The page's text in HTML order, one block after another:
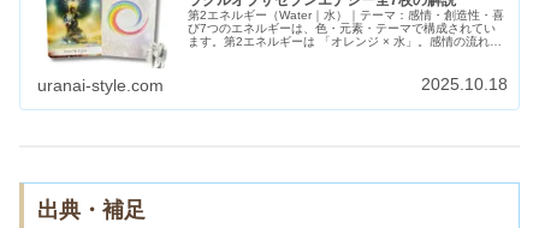
第2エネルギー（Water｜水）｜テーマ：感情・創造性・喜
び7つのエネルギーは、色・元素・テーマで構成されてい
ます。第2エネルギーは 「オレンジ × 水」。感情の流れ、
uranai-style.com 2025.10.18
出典・補足